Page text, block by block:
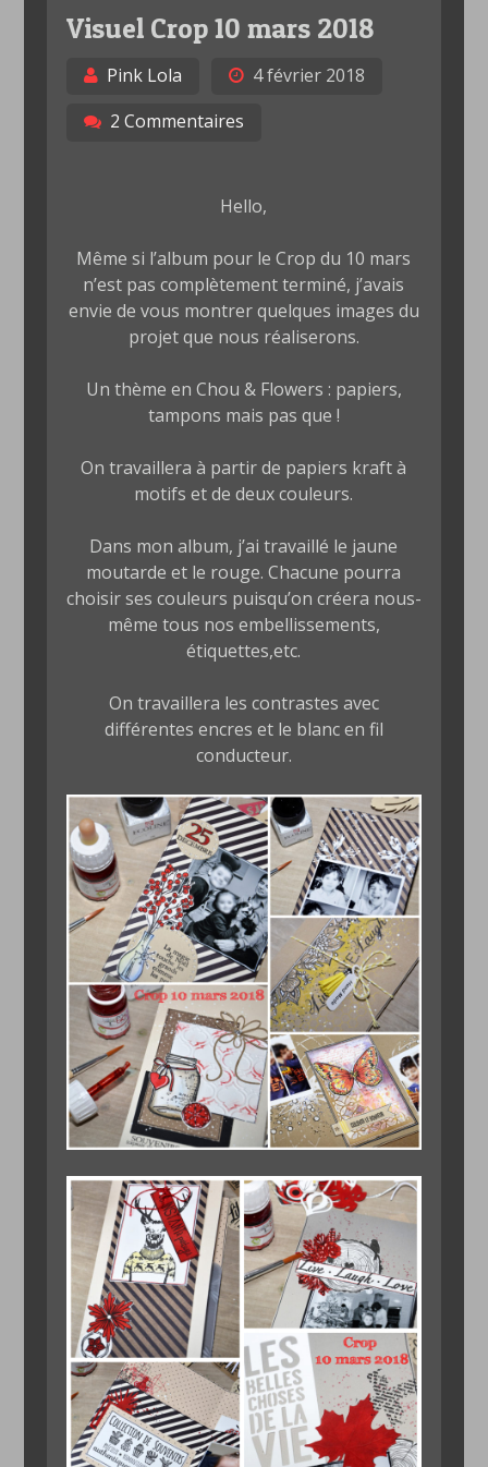
Visuel Crop 10 mars 2018
Pink Lola
4 février 2018
2 Commentaires
Hello,
Même si l’album pour le Crop du 10 mars
n’est pas complètement terminé, j’avais
envie de vous montrer quelques images du
projet que nous réaliserons.
Un thème en Chou & Flowers : papiers,
tampons mais pas que !
On travaillera à partir de papiers kraft à
motifs et de deux couleurs.
Dans mon album, j’ai travaillé le jaune
moutarde et le rouge. Chacune pourra
choisir ses couleurs puisqu’on créera nous-
même tous nos embellissements,
étiquettes,etc.
On travaillera les contrastes avec
différentes encres et le blanc en fil
conducteur.